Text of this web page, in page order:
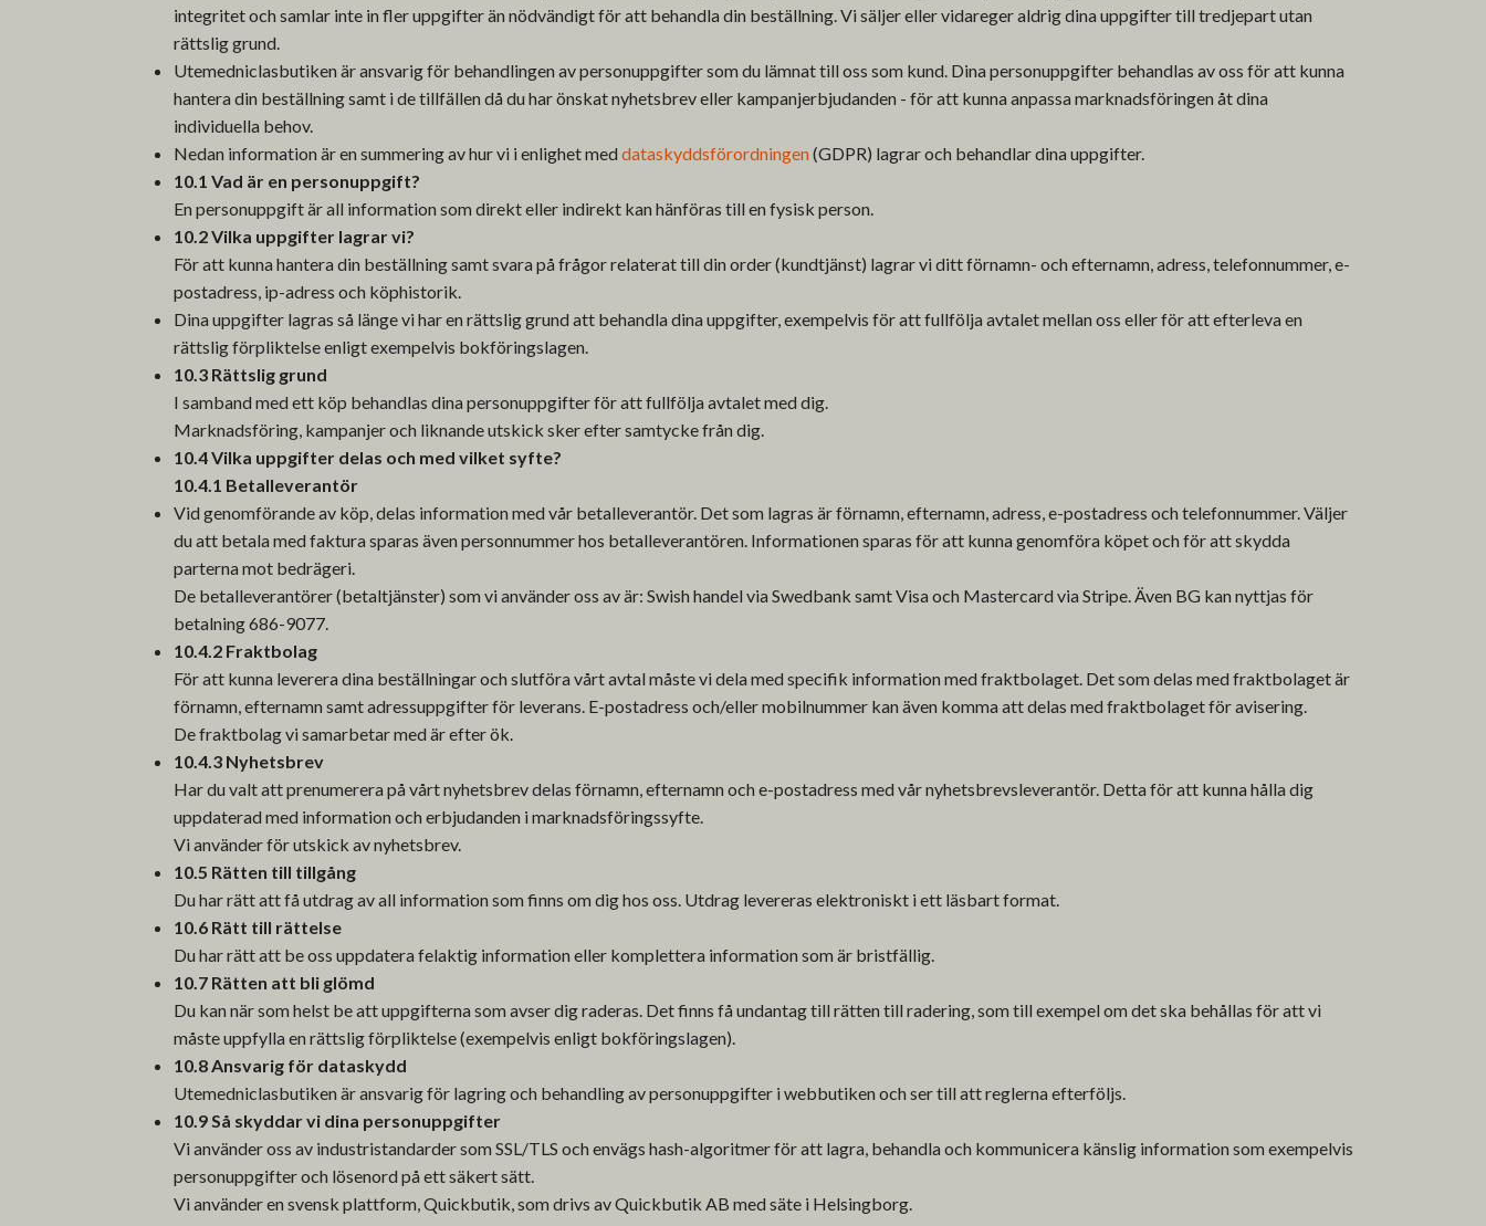
integritet och samlar inte in fler uppgifter än nödvändigt för att behandla din beställning. Vi säljer eller vidareger aldrig dina uppgifter till tredjepart utan
rättslig grund.
Utemedniclasbutiken är ansvarig för behandlingen av personuppgifter som du lämnat till oss som kund. Dina personuppgifter behandlas av oss för att kunna
hantera din beställning samt i de tillfällen då du har önskat nyhetsbrev eller kampanjerbjudanden - för att kunna anpassa marknadsföringen åt dina
individuella behov.
Nedan information är en summering av hur vi i enlighet meddataskyddsförordningen(GDPR) lagrar och behandlar dina uppgifter.
10.1 Vad är en personuppgift?
En personuppgift är all information som direkt eller indirekt kan hänföras till en fysisk person.
10.2 Vilka uppgifter lagrar vi?
För att kunna hantera din beställning samt svara på frågor relaterat till din order (kundtjänst) lagrar vi ditt förnamn- och efternamn, adress, telefonnummer, e-
postadress, ip-adress och köphistorik.
Dina uppgifter lagras så länge vi har en rättslig grund att behandla dina uppgifter, exempelvis för att fullfölja avtalet mellan oss eller för att efterleva en
rättslig förpliktelse enligt exempelvis bokföringslagen.
10.3 Rättslig grund
I samband med ett köp behandlas dina personuppgifter för att fullfölja avtalet med dig.
Marknadsföring, kampanjer och liknande utskick sker efter samtycke från dig.
10.4 Vilka uppgifter delas och med vilket syfte?
10.4.1 Betalleverantör
Vid genomförande av köp, delas information med vår betalleverantör. Det som lagras är förnamn, efternamn, adress, e-postadress och telefonnummer. Väljer
du att betala med faktura sparas även personnummer hos betalleverantören. Informationen sparas för att kunna genomföra köpet och för att skydda
parterna mot bedrägeri.
De betalleverantörer (betaltjänster) som vi använder oss av är: Swish handel via Swedbank samt Visa och Mastercard via Stripe. Även BG kan nyttjas för
betalning 686-9077.
10.4.2 Fraktbolag
För att kunna leverera dina beställningar och slutföra vårt avtal måste vi dela med specifik information med fraktbolaget. Det som delas med fraktbolaget är
förnamn, efternamn samt adressuppgifter för leverans. E-postadress och/eller mobilnummer kan även komma att delas med fraktbolaget för avisering.
De fraktbolag vi samarbetar med är efter ök.
10.4.3 Nyhetsbrev
Har du valt att prenumerera på vårt nyhetsbrev delas förnamn, efternamn och e-postadress med vår nyhetsbrevsleverantör. Detta för att kunna hålla dig
uppdaterad med information och erbjudanden i marknadsföringssyfte.
Vi använder för utskick av nyhetsbrev.
10.5 Rätten till tillgång
Du har rätt att få utdrag av all information som finns om dig hos oss. Utdrag levereras elektroniskt i ett läsbart format.
10.6 Rätt till rättelse
Du har rätt att be oss uppdatera felaktig information eller komplettera information som är bristfällig.
10.7 Rätten att bli glömd
Du kan när som helst be att uppgifterna som avser dig raderas. Det finns få undantag till rätten till radering, som till exempel om det ska behållas för att vi
måste uppfylla en rättslig förpliktelse (exempelvis enligt bokföringslagen).
10.8 Ansvarig för dataskydd
Utemedniclasbutiken är ansvarig för lagring och behandling av personuppgifter i webbutiken och ser till att reglerna efterföljs.
10.9 Så skyddar vi dina personuppgifter
Vi använder oss av industristandarder som SSL/TLS och envägs hash-algoritmer för att lagra, behandla och kommunicera känslig information som exempelvis
personuppgifter och lösenord på ett säkert sätt.
Vi använder en svensk plattform, Quickbutik, som drivs av Quickbutik AB med säte i Helsingborg.